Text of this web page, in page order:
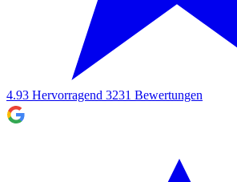
4.93 Hervorragend 3231 Bewertungen